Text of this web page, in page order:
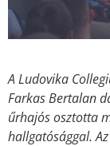
A Ludovika
Farkas Bertalan
űrhajós osztotta
hallgatósággal.